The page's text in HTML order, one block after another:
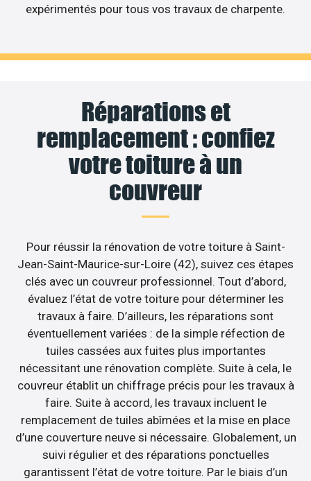
expérimentés pour tous vos travaux de charpente.
Réparations et
remplacement : confiez
votre toiture à un
couvreur
Pour réussir la rénovation de votre toiture à Saint-
Jean-Saint-Maurice-sur-Loire (42), suivez ces étapes
clés avec un couvreur professionnel. Tout d’abord,
évaluez l’état de votre toiture pour déterminer les
travaux à faire. D’ailleurs, les réparations sont
éventuellement variées : de la simple réfection de
tuiles cassées aux fuites plus importantes
nécessitant une rénovation complète. Suite à cela, le
couvreur établit un chiffrage précis pour les travaux à
faire. Suite à accord, les travaux incluent le
remplacement de tuiles abîmées et la mise en place
d’une couverture neuve si nécessaire. Globalement, un
suivi régulier et des réparations ponctuelles
garantissent l’état de votre toiture. Par le biais d’un